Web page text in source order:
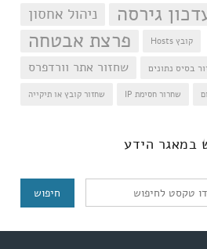
ניהול אחסון
גירסה
פרצת אבטחה
קובץ Hosts
שחזור אתר וורדפרס בסיס נתונים
שחזור קובץ או תיקייה שחרור חסימת IP
במאגר הידע